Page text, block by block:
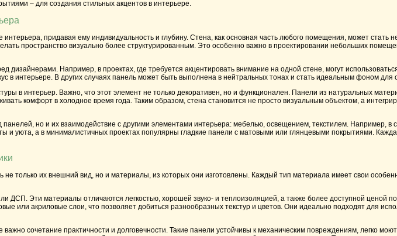
– для создания стильных акцентов в интерьере.
придавая ему индивидуальность и глубину. Стена, как основная часть любого помещения, может
пространство визуально более структурированным. Это особенно важно в проектировании небольших
дизайнерами. Например, в проектах, где требуется акцентировать внимание на одной стене, могут
в интерьере. В других случаях панель может быть выполнена в нейтральных тонах и стать идеальным фоном для
в интерьер. Важно, что этот элемент не только декоративен, но и функционален. Панели из натуральных
комфорт в холодное время года. Таким образом, стена становится не просто визуальным объектом, а
но и их взаимодействие с другими элементами интерьера: мебелью, освещением, текстилем. Например, в
и уюта, а в минималистичных проектах популярны гладкие панели с матовыми или глянцевыми покрытиями.
только их внешний вид, но и материалы, из которых они изготовлены. Каждый тип материала имеет свои
ДСП. Эти материалы отличаются легкостью, хорошей звуко- и теплоизоляцией, а также более доступной ценой
или акриловые слои, что позволяет добиться разнообразных текстур и цветов. Они идеально подходят для
сочетание практичности и долговечности. Такие панели устойчивы к механическим повреждениям, легко